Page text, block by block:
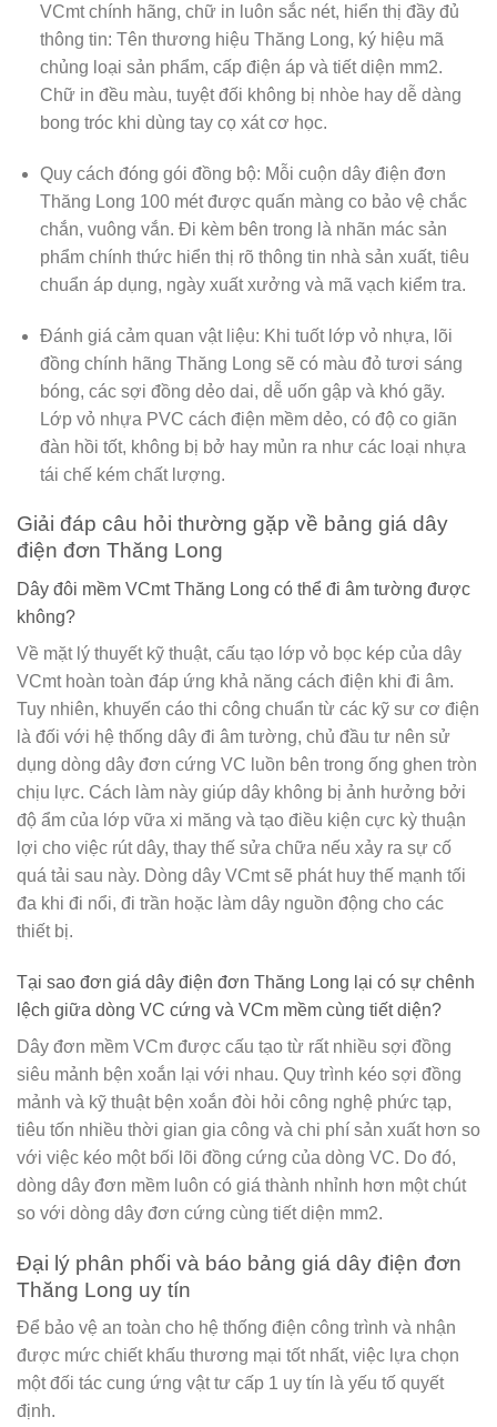
VCmt chính hãng, chữ in luôn sắc nét, hiển thị đầy đủ
thông tin: Tên thương hiệu Thăng Long, ký hiệu mã
chủng loại sản phẩm, cấp điện áp và tiết diện mm2.
Chữ in đều màu, tuyệt đối không bị nhòe hay dễ dàng
bong tróc khi dùng tay cọ xát cơ học.
Quy cách đóng gói đồng bộ: Mỗi cuộn dây điện đơn
Thăng Long 100 mét được quấn màng co bảo vệ chắc
chắn, vuông vắn. Đi kèm bên trong là nhãn mác sản
phẩm chính thức hiển thị rõ thông tin nhà sản xuất, tiêu
chuẩn áp dụng, ngày xuất xưởng và mã vạch kiểm tra.
Đánh giá cảm quan vật liệu: Khi tuốt lớp vỏ nhựa, lõi
đồng chính hãng Thăng Long sẽ có màu đỏ tươi sáng
bóng, các sợi đồng dẻo dai, dễ uốn gập và khó gãy.
Lớp vỏ nhựa PVC cách điện mềm dẻo, có độ co giãn
đàn hồi tốt, không bị bở hay mủn ra như các loại nhựa
tái chế kém chất lượng.
Giải đáp câu hỏi thường gặp về bảng giá dây
điện đơn Thăng Long
Dây đôi mềm VCmt Thăng Long có thể đi âm tường được
không?
Về mặt lý thuyết kỹ thuật, cấu tạo lớp vỏ bọc kép của dây
VCmt hoàn toàn đáp ứng khả năng cách điện khi đi âm.
Tuy nhiên, khuyến cáo thi công chuẩn từ các kỹ sư cơ điện
là đối với hệ thống dây đi âm tường, chủ đầu tư nên sử
dụng dòng dây đơn cứng VC luồn bên trong ống ghen tròn
chịu lực. Cách làm này giúp dây không bị ảnh hưởng bởi
độ ẩm của lớp vữa xi măng và tạo điều kiện cực kỳ thuận
lợi cho việc rút dây, thay thế sửa chữa nếu xảy ra sự cố
quá tải sau này. Dòng dây VCmt sẽ phát huy thế mạnh tối
đa khi đi nổi, đi trần hoặc làm dây nguồn động cho các
thiết bị.
Tại sao đơn giá dây điện đơn Thăng Long lại có sự chênh
lệch giữa dòng VC cứng và VCm mềm cùng tiết diện?
Dây đơn mềm VCm được cấu tạo từ rất nhiều sợi đồng
siêu mảnh bện xoắn lại với nhau. Quy trình kéo sợi đồng
mảnh và kỹ thuật bện xoắn đòi hỏi công nghệ phức tạp,
tiêu tốn nhiều thời gian gia công và chi phí sản xuất hơn so
với việc kéo một bối lõi đồng cứng của dòng VC. Do đó,
dòng dây đơn mềm luôn có giá thành nhỉnh hơn một chút
so với dòng dây đơn cứng cùng tiết diện mm2.
Đại lý phân phối và báo bảng giá dây điện đơn
Thăng Long uy tín
Để bảo vệ an toàn cho hệ thống điện công trình và nhận
được mức chiết khấu thương mại tốt nhất, việc lựa chọn
một đối tác cung ứng vật tư cấp 1 uy tín là yếu tố quyết
định.